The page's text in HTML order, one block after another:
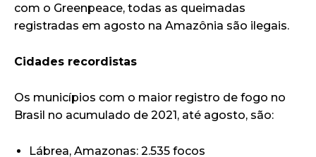
com o Greenpeace, todas as queimadas
registradas em agosto na Amazônia são ilegais.
Cidades recordistas
Os municípios com o maior registro de fogo no
Brasil no acumulado de 2021, até agosto, são:
Lábrea, Amazonas: 2.535 focos